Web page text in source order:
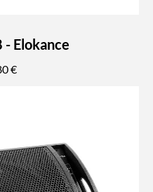
- Elokance
€